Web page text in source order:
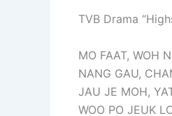
TVB Drama
MO FAAT, WOH
NANG GAU,
JAU JE MOH,
WOO PO JEUK